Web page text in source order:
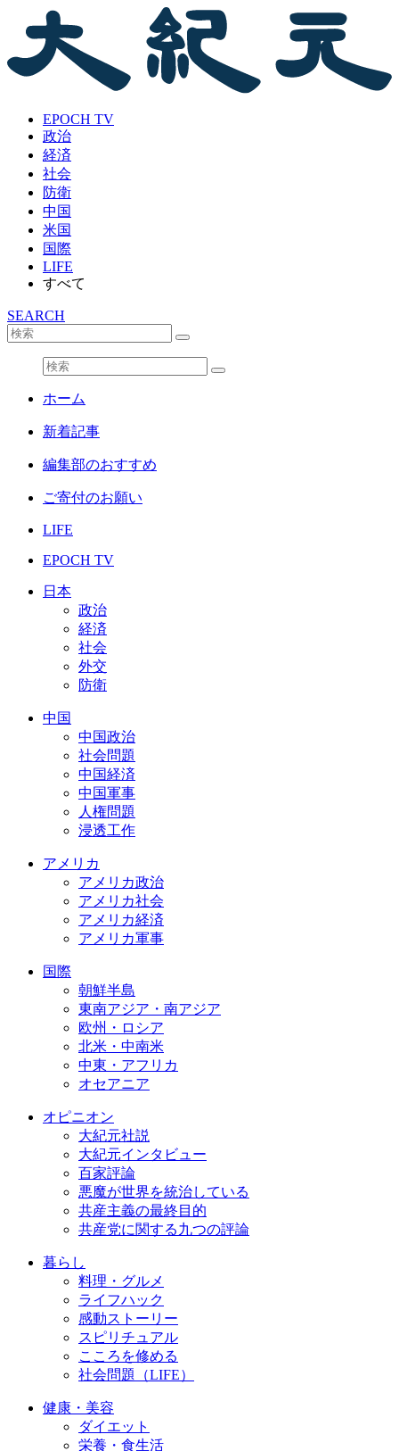
EPOCH TV
政治
経済
社会
防衛
中国
米国
国際
LIFE
すべて
SEARCH
ホーム
新着記事
編集部のおすすめ
ご寄付のお願い
LIFE
EPOCH TV
日本
政治
経済
社会
外交
防衛
中国
中国政治
社会問題
中国経済
中国軍事
人権問題
浸透工作
アメリカ
アメリカ政治
アメリカ社会
アメリカ経済
アメリカ軍事
国際
朝鮮半島
東南アジア・南アジア
欧州・ロシア
北米・中南米
中東・アフリカ
オセアニア
オピニオン
大紀元社説
大紀元インタビュー
百家評論
悪魔が世界を統治している
共産主義の最終目的
共産党に関する九つの評論
暮らし
料理・グルメ
ライフハック
感動ストーリー
スピリチュアル
こころを修める
社会問題（LIFE）
健康・美容
ダイエット
栄養・食生活